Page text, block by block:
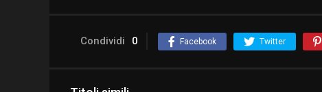
Condividi 0 Facebook Twitter